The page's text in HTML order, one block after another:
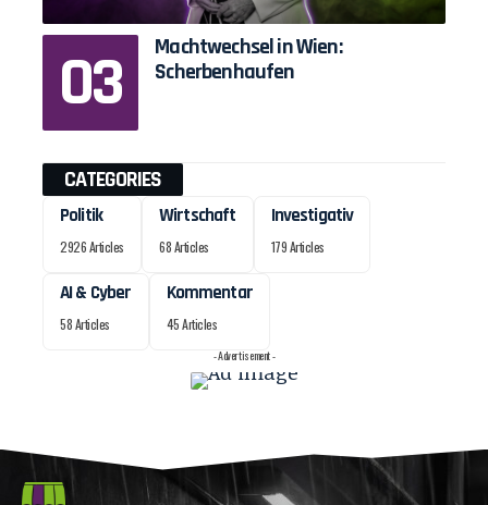
Machtwechsel in Wien:
Scherbenhaufen
CATEGORIES
Politik
2926 Articles
Wirtschaft
68 Articles
Investigativ
179 Articles
AI & Cyber
58 Articles
Kommentar
45 Articles
- Advertisement -